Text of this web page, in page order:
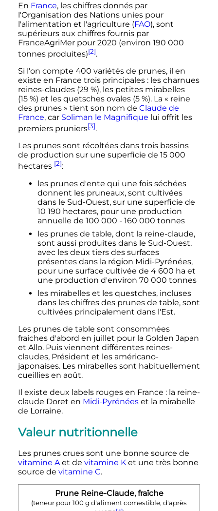
En France, les chiffres donnés par
l'Organisation des Nations unies pour
l'alimentation et l'agriculture (FAO), sont
supérieurs aux chiffres fournis par
FranceAgriMer pour 2020 (environ 190 000
tonnes produites)[2].
Si l'on compte 400 variétés de prunes, il en
existe en France trois principales : les charnues
reines-claudes (29 %), les petites mirabelles
(15 %) et les quetsches ovales (5 %). La « reine
des prunes » tient son nom de Claude de
France, car Soliman le Magnifique lui offrit les
premiers pruniers[3].
Les prunes sont récoltées dans trois bassins
de production sur une superficie de 15 000
hectares [2]:
les prunes d'ente qui une fois séchées
donnent les pruneaux, sont cultivées
dans le Sud-Ouest, sur une superficie de
10 190 hectares, pour une production
annuelle de 100 000 - 160 000 tonnes
les prunes de table, dont la reine-claude,
sont aussi produites dans le Sud-Ouest,
avec les deux tiers des surfaces
présentes dans la région Midi-Pyrénées,
pour une surface cultivée de 4 600 ha et
une production d'environ 70 000 tonnes
les mirabelles et les questches, incluses
dans les chiffres des prunes de table, sont
cultivées principalement dans l'Est.
Les prunes de table sont consommées
fraiches d'abord en juillet pour la Golden Japan
et Allo. Puis viennent différentes reines-
claudes, Président et les américano-
japonaises. Les mirabelles sont habituellement
cueillies en août.
Il existe deux labels rouges en France : la reine-
claude Doret en Midi-Pyrénéeset la mirabelle
de Lorraine.
Valeur nutritionnelle
Les prunes crues sont une bonne source de
vitamine Aet de vitamine Ket une très bonne
source de vitamine C.
Prune Reine-Claude, fraîche
(teneur pour100g d'aliment comestible, d'après